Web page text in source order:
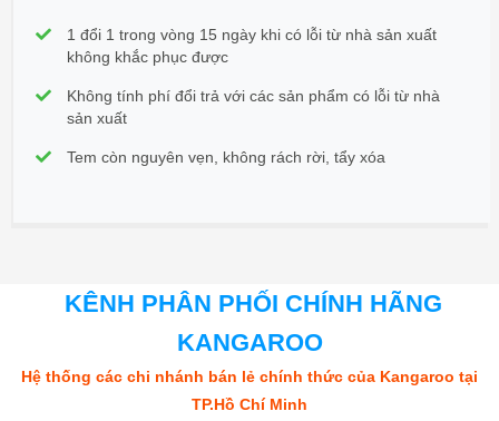
1 đổi 1 trong vòng 15 ngày khi có lỗi từ nhà sản xuất
không khắc phục được
Không tính phí đổi trả với các sản phẩm có lỗi từ nhà
sản xuất
Tem còn nguyên vẹn, không rách rời, tẩy xóa
KÊNH PHÂN PHỐI CHÍNH HÃNG
KANGAROO
Hệ thống các chi nhánh bán lẻ chính thức của Kangaroo tại
TP.Hồ Chí Minh